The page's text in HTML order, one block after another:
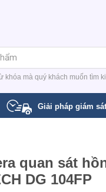
khóa mà quý khách muốn tìm
Giải pháp giám
quan sát
DG 104FP